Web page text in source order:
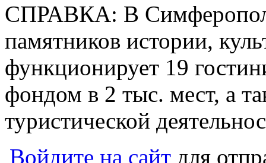
СПРАВКА: В
памятников истории,
функционирует 19
фондом в 2 тыс. мест, а
туристической
Войдите на сайт для